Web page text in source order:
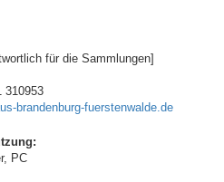
für die Sammlungen]
310953
brandenburg-fuerstenwalde.de
PC